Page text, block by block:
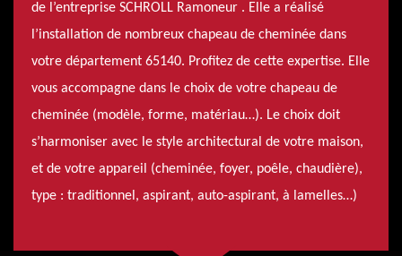
de l’entreprise SCHROLL Ramoneur . Elle a réalisé
l’installation de nombreux chapeau de cheminée dans
votre département 65140. Profitez de cette expertise. Elle
vous accompagne dans le choix de votre chapeau de
cheminée (modèle, forme, matériau…). Le choix doit
s’harmoniser avec le style architectural de votre maison,
et de votre appareil (cheminée, foyer, poêle, chaudière),
type : traditionnel, aspirant, auto-aspirant, à lamelles…)